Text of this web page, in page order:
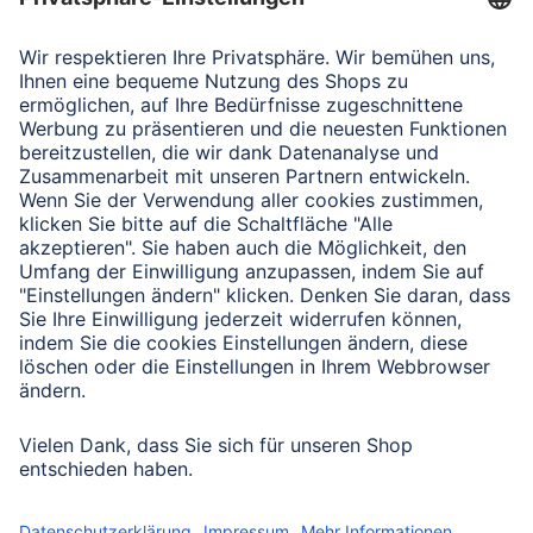
Verbleibende Zeichen: 1000/ 1000
Senden
Mit Absenden des Formulars bestätigen Sie, dass Sie unsere
Datenschutzbestimmungen zur Formulardatenverarbeitung zur
Datenschutz